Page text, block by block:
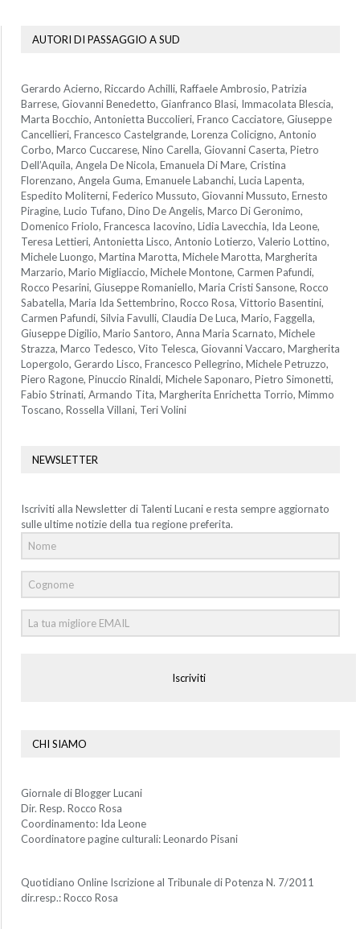
AUTORI DI PASSAGGIO A SUD
Gerardo Acierno, Riccardo Achilli, Raffaele Ambrosio, Patrizia
Barrese, Giovanni Benedetto, Gianfranco Blasi, Immacolata Blescia,
Marta Bocchio, Antonietta Buccolieri, Franco Cacciatore, Giuseppe
Cancellieri, Francesco Castelgrande, Lorenza Colicigno, Antonio
Corbo, Marco Cuccarese, Nino Carella, Giovanni Caserta, Pietro
Dell’Aquila, Angela De Nicola, Emanuela Di Mare, Cristina
Florenzano, Angela Guma, Emanuele Labanchi, Lucia Lapenta,
Espedito Moliterni, Federico Mussuto, Giovanni Mussuto, Ernesto
Piragine, Lucio Tufano, Dino De Angelis, Marco Di Geronimo,
Domenico Friolo, Francesca Iacovino, Lidia Lavecchia, Ida Leone,
Teresa Lettieri, Antonietta Lisco, Antonio Lotierzo, Valerio Lottino,
Michele Luongo, Martina Marotta, Michele Marotta, Margherita
Marzario, Mario Migliaccio, Michele Montone, Carmen Pafundi,
Rocco Pesarini, Giuseppe Romaniello, Maria Cristi Sansone, Rocco
Sabatella, Maria Ida Settembrino, Rocco Rosa, Vittorio Basentini,
Carmen Pafundi, Silvia Favulli, Claudia De Luca, Mario, Faggella,
Giuseppe Digilio, Mario Santoro, Anna Maria Scarnato, Michele
Strazza, Marco Tedesco, Vito Telesca, Giovanni Vaccaro, Margherita
Lopergolo, Gerardo Lisco, Francesco Pellegrino, Michele Petruzzo,
Piero Ragone, Pinuccio Rinaldi, Michele Saponaro, Pietro Simonetti,
Fabio Strinati, Armando Tita, Margherita Enrichetta Torrio, Mimmo
Toscano, Rossella Villani, Teri Volini
NEWSLETTER
Iscriviti alla Newsletter di Talenti Lucani e resta sempre aggiornato
sulle ultime notizie della tua regione preferita.
Iscriviti
CHI SIAMO
Giornale di Blogger Lucani
Dir. Resp. Rocco Rosa
Coordinamento: Ida Leone
Coordinatore pagine culturali: Leonardo Pisani
Quotidiano Online Iscrizione al Tribunale di Potenza N. 7/2011
dir.resp.: Rocco Rosa